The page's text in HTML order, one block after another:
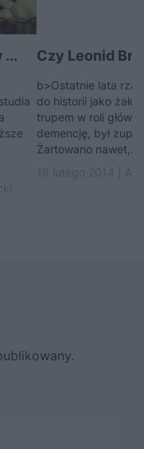
... Czy Leonid
b>Ostatnie lata
do historii jako
trupem w roli
demencję, był
Żartowano nawet,...